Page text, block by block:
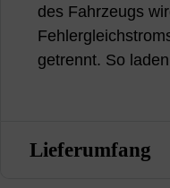
des Fahrzeugs
getrennt. So
Lieferumfang